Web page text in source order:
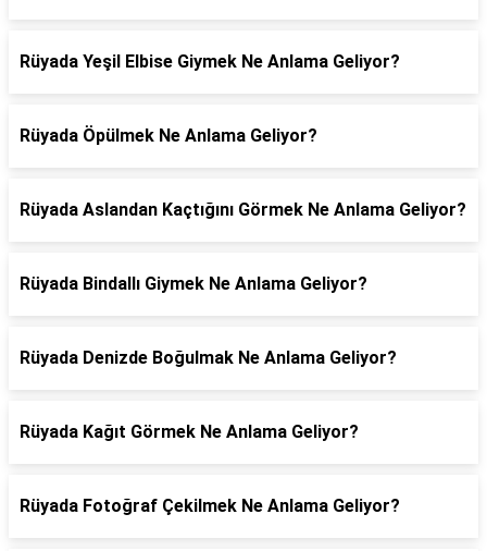
Rüyada Yeşil Elbise Giymek Ne Anlama Geliyor?
Rüyada Öpülmek Ne Anlama Geliyor?
Rüyada Aslandan Kaçtığını Görmek Ne Anlama Geliyor?
Rüyada Bindallı Giymek Ne Anlama Geliyor?
Rüyada Denizde Boğulmak Ne Anlama Geliyor?
Rüyada Kağıt Görmek Ne Anlama Geliyor?
Rüyada Fotoğraf Çekilmek Ne Anlama Geliyor?